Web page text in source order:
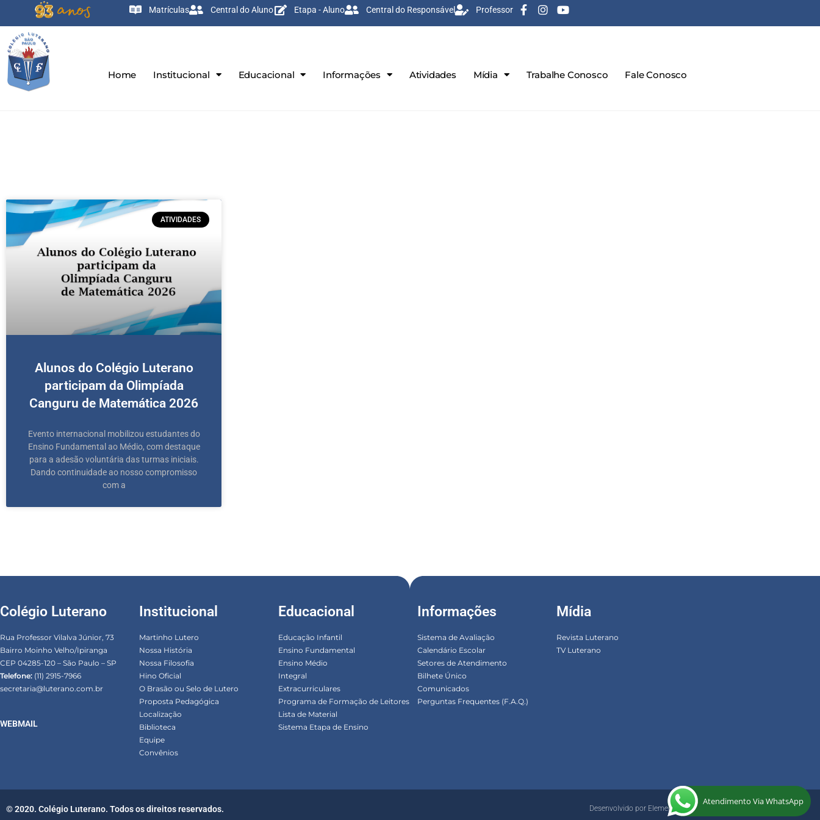
Matrículas Central do Aluno Etapa - Aluno Central do Responsável Professor
Home Institucional Educacional Informações Atividades Mídia Trabalhe Conosco Fale Conosco
ATIVIDADES
Alunos do Colégio Luterano
participam da Olimpíada
Canguru de Matemática 2026
Evento internacional mobilizou estudantes do
Ensino Fundamental ao Médio, com destaque
para a adesão voluntária das turmas iniciais.
Dando continuidade ao nosso compromisso
com a
Colégio Luterano
Rua Professor Vilalva Júnior, 73
Bairro Moinho Velho/Ipiranga
CEP 04285-120 – São Paulo – SP
Telefone: (11) 2915-7966
secretaria@luterano.com.br
WEBMAIL
Institucional
Martinho Lutero
Nossa História
Nossa Filosofia
Hino Oficial
O Brasão ou Selo de Lutero
Proposta Pedagógica
Localização
Biblioteca
Equipe
Convênios
Educacional
Educação Infantil
Ensino Fundamental
Ensino Médio
Integral
Extracurriculares
Programa de Formação de Leitores
Lista de Material
Sistema Etapa de Ensino
Informações
Sistema de Avaliação
Calendário Escolar
Setores de Atendimento
Bilhete Único
Comunicados
Perguntas Frequentes (F.A.Q.)
Mídia
Revista Luterano
TV Luterano
© 2020. Colégio Luterano. Todos os direitos reservados. Desenvolvido por ElementWeb
Atendimento Via WhatsApp